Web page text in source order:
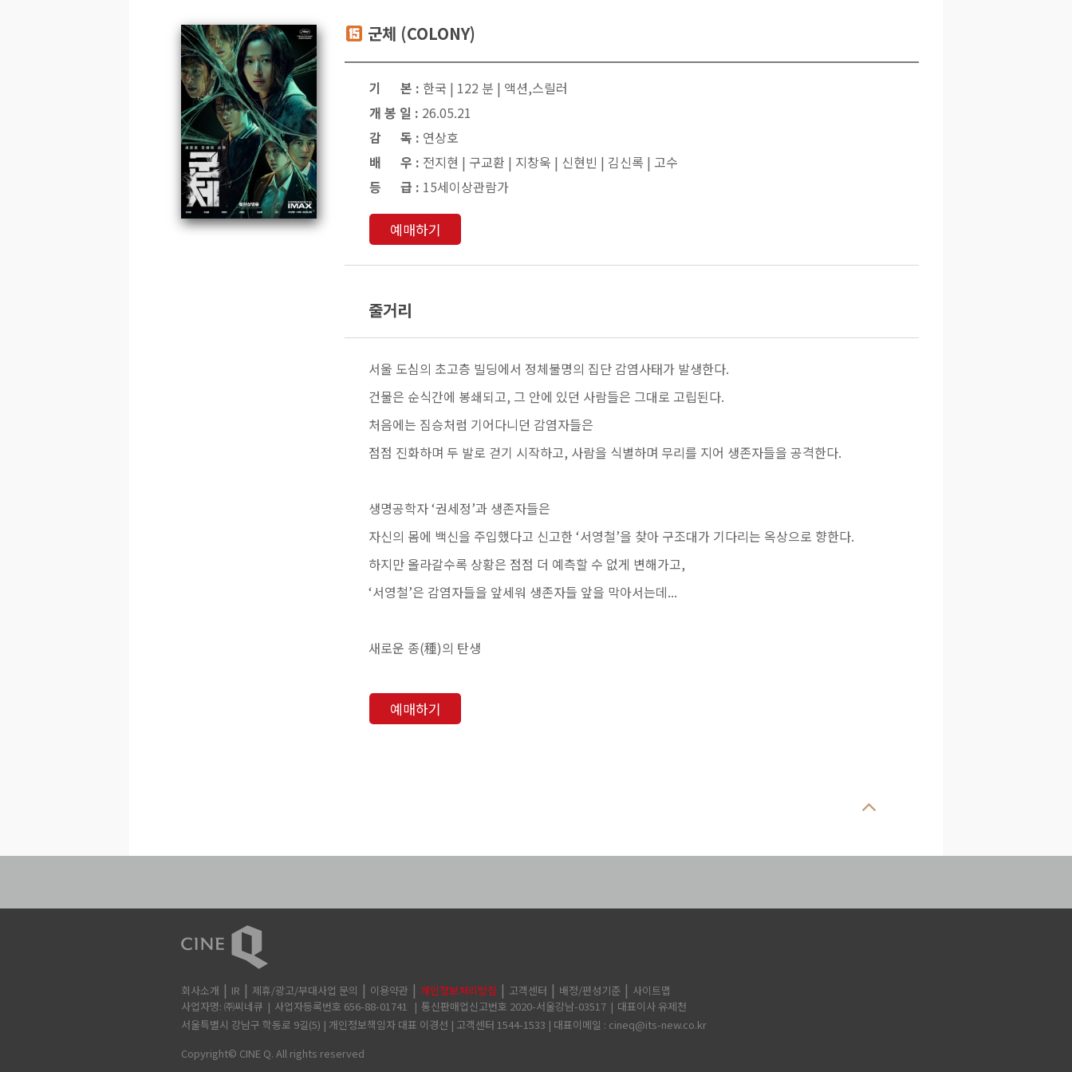
군체 (COLONY)
기 본 : 한국 | 122 분 | 액션,스릴러
개 봉 일 : 26.05.21
감 독 : 연상호
배 우 : 전지현 | 구교환 | 지창욱 | 신현빈 | 김신록 | 고수
등 급 : 15세이상관람가
예매하기
줄거리
서울 도심의 초고층 빌딩에서 정체불명의 집단 감염사태가 발생한다.
건물은 순식간에 봉쇄되고, 그 안에 있던 사람들은 그대로 고립된다.
처음에는 짐승처럼 기어다니던 감염자들은
점점 진화하며 두 발로 걷기 시작하고, 사람을 식별하며 무리를 지어 생존자들을 공격한다.
생명공학자 ‘권세정’과 생존자들은
자신의 몸에 백신을 주입했다고 신고한 ‘서영철’을 찾아 구조대가 기다리는 옥상으로 향한다.
하지만 올라갈수록 상황은 점점 더 예측할 수 없게 변해가고,
‘서영철’은 감염자들을 앞세워 생존자들 앞을 막아서는데...
새로운 종(種)의 탄생
예매하기
회사소개 IR 제휴/광고/부대사업 문의 이용약관 개인정보처리방침 고객센터 배정/편성기준
사이트맵
사업자명: ㈜씨네큐
사업자등록번호 656-88-01741 통신판매업신고번호 2020-서울강남-03517
대표이사 유제천
서울특별시 강남구 학동로 9길(5) | 개인정보책임자 대표 이경선 | 고객센터 1544-1533 | 대표이메일 : cineq@its-new.co.kr
Copyright© CINE Q. All rights reserved